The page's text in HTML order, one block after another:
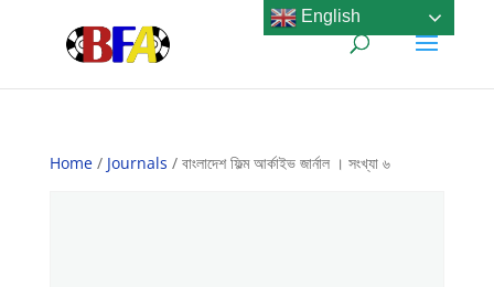
Home/ Journals / বাংলাদেশ ফিল্ম আর্কাইভ জার্নাল । সংখ্যা ৬
English